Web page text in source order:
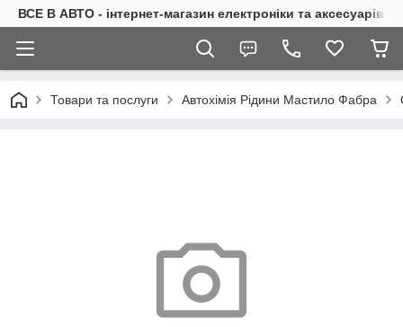
ВСЕ В АВТО - інтернет-магазин електроніки та аксесуарів в
Товари та послуги Автохімія Рідини Мастило Фабра